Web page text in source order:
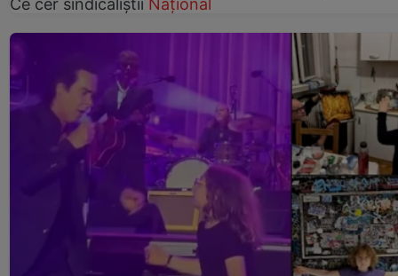
Ce cer sindicaliștii Național